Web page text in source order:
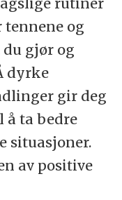
tennene og
gjør og
dyrke
gir deg
å ta bedre
situasjoner.
av positive